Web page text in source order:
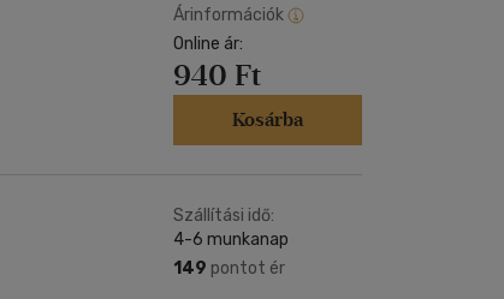
Árinformációk
Online ár:
940 Ft
Kosárba
Szállítási idő:
4-6 munkanap
149 pontot ér